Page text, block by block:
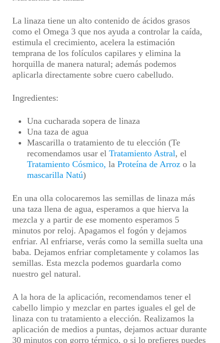
La linaza tiene un alto contenido de ácidos grasos
como el Omega 3 que nos ayuda a controlar la caída,
estimula el crecimiento, acelera la estimación
temprana de los folículos capilares y elimina la
horquilla de manera natural; además podemos
aplicarla directamente sobre cuero cabelludo.
Ingredientes:
Una cucharada sopera de linaza
Una taza de agua
Mascarilla o tratamiento de tu elección (Te
recomendamos usar el Tratamiento Astral, el
Tratamiento Cósmico, la Proteína de Arroz o la
mascarilla Natú)
En una olla colocaremos las semillas de linaza más
una taza llena de agua, esperamos a que hierva la
mezcla y a partir de ese momento esperamos 5
minutos por reloj. Apagamos el fogón y dejamos
enfriar. Al enfriarse, verás como la semilla suelta una
baba. Dejamos enfriar completamente y colamos las
semillas. Esta mezcla podemos guardarla como
nuestro gel natural.
A la hora de la aplicación, recomendamos tener el
cabello limpio y mezclar en partes iguales el gel de
linaza con tu tratamiento a elección. Realizamos la
aplicación de medios a puntas, dejamos actuar durante
30 minutos con gorro térmico, o si lo prefieres puedes